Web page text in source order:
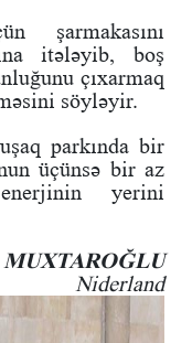
şarmakasını
itələyib, boş
çıxarmaq
söyləyir.
parkında bir
üçünsə bir az
yerini
Niderland